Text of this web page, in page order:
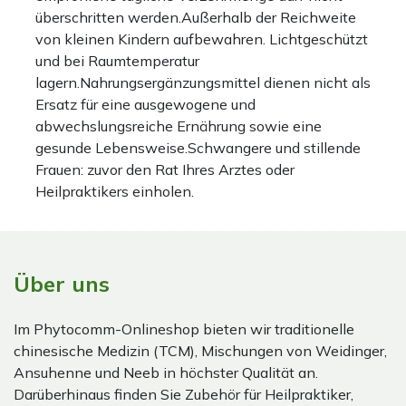
überschritten werden.Außerhalb der Reichweite
von kleinen Kindern aufbewahren. Lichtgeschützt
und bei Raumtemperatur
lagern.Nahrungsergänzungsmittel dienen nicht als
Ersatz für eine ausgewogene und
abwechslungsreiche Ernährung sowie eine
gesunde Lebensweise.Schwangere und stillende
Frauen: zuvor den Rat Ihres Arztes oder
Heilpraktikers einholen.
Über uns
Im Phytocomm-Onlineshop bieten wir traditionelle
chinesische Medizin (TCM), Mischungen von Weidinger,
Ansuhenne und Neeb in höchster Qualität an.
Darüberhinaus finden Sie Zubehör für Heilpraktiker,